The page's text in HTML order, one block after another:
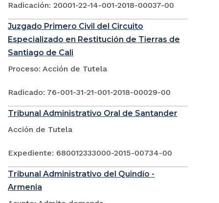
Radicación: 20001-22-14-001-2018-00037-00
Juzgado Primero Civil del Circuito
Especializado en Restitución de Tierras de
Santiago de Cali
Proceso: Acción de Tutela
Radicado: 76-001-31-21-001-2018-00029-00
Tribunal Administrativo Oral de Santander
Acción de Tutela
Expediente: 680012333000-2015-00734-00
Tribunal Administrativo del Quindío -
Armenia